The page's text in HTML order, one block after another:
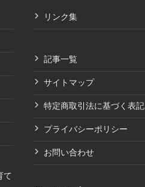
て
リンク集
記事一覧
サイトマップ
特定商取引法に基づく表記
プライバシーポリシー
お問い合わせ